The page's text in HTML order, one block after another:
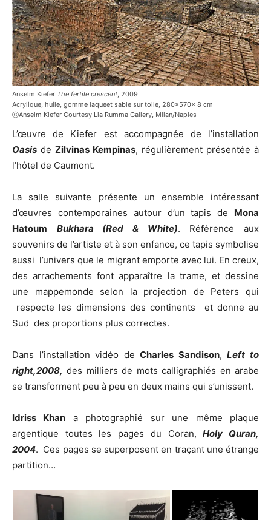
Anselm Kiefer The fertile crescent , 2009
Acrylique, huile, gomme laqueet sable sur toile, 280x570x 8 cm
ⓒAnselm Kiefer Courtesy Lia Rumma Gallery, Milan/Naples
L’œuvre de Kiefer est accompagnée de l’installation
Oasis de Zilvinas Kempinas, régulièrement présentée à
l’hôtel de Caumont.
La salle suivante présente un ensemble intéressant
d’œuvres contemporaines autour d’un tapis de Mona
Hatoum
Bukhara (Red & White). Référence aux
souvenirs de l’artiste et à son enfance, ce tapis symbolise
aussi l’univers que le migrant emporte avec lui. En creux,
des arrachements font apparaître la trame, et dessine
une mappemonde selon la projection de Peters qui
respecte les dimensions des continents et donne au
Sud des proportions plus correctes.
Dans l’installation vidéo deCharles Sandison,Left to
right,2008, des milliers de mots calligraphiés en arabe
se transforment peu à peu en deux mains qui s’unissent.
Idriss Khan a photographié sur une même plaque
argentique toutes les pages du Coran,Holy Quran,
2004. Ces pages se superposent en traçant une étrange
partition…